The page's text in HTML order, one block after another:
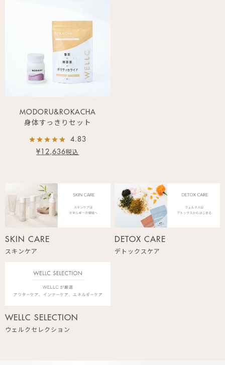
MODORU&ROKACHA
身体すっきりセット
4.83
¥ 12,636税込
SKIN CARE
スキンケア
DETOX CARE
デトックスケア
WELLC SELECTION
ウェルクセレクション